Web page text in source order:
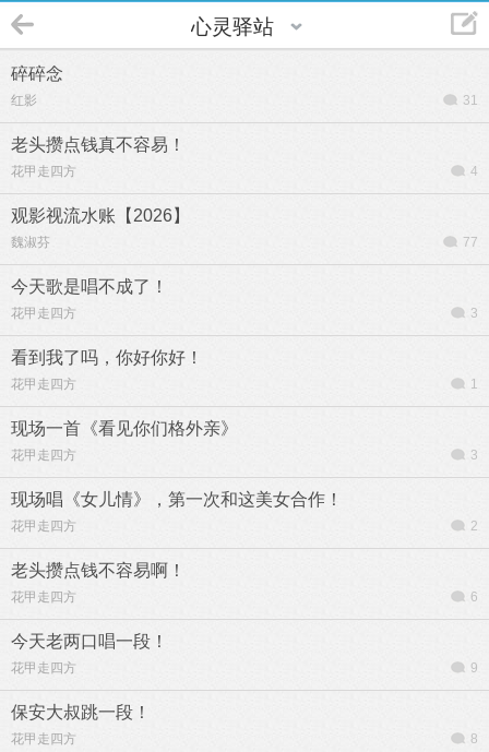
心灵驿站
碎碎念
红影 31
老头攒点钱真不容易！
花甲走四方 4
观影视流水账【2026】
魏淑芬 77
今天歌是唱不成了！
花甲走四方 3
看到我了吗，你好你好！
花甲走四方 1
现场一首《看见你们格外亲》
花甲走四方 3
现场唱《女儿情》，第一次和这美女合作！
花甲走四方 2
老头攒点钱不容易啊！
花甲走四方 6
今天老两口唱一段！
花甲走四方 9
保安大叔跳一段！
花甲走四方 8